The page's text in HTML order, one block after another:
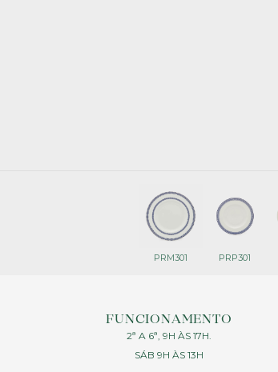
PRM301 PRP301
FUNCIONAMENTO
2ª A 6ª, 9H ÀS 17H.
SÁB 9H ÀS 13H